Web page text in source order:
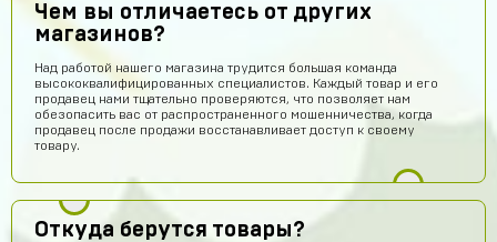
Чем вы отличаетесь от других
магазинов?
Над работой нашего магазина трудится большая команда
высококвалифицированных специалистов. Каждый товар и его
продавец нами тщательно проверяются, что позволяет нам
обезопасить вас от распространенного мошенничества, когда
продавец после продажи восстанавливает доступ к своему
товару.
Откуда берутся товары?